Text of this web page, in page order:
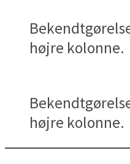
højre kolonne.
højre kolonne.